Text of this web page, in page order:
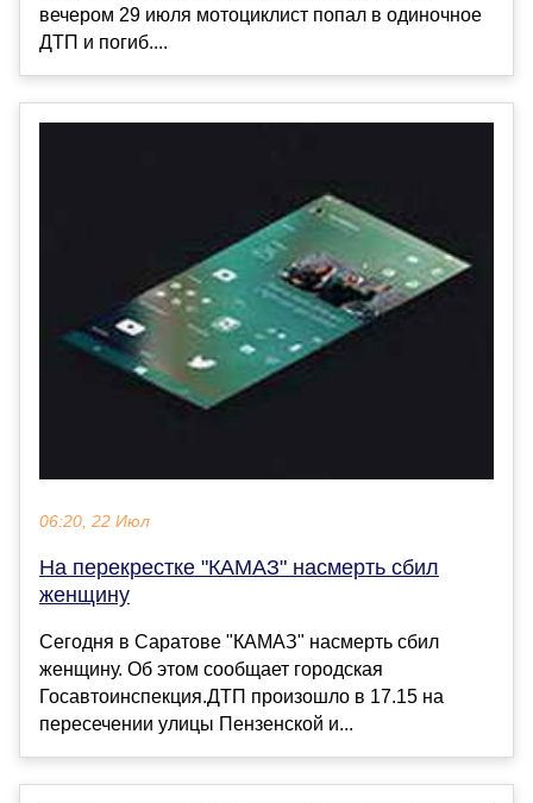
вечером 29 июля мотоциклист попал в одиночное
ДТП и погиб....
06:20, 22 Июл
На перекрестке "КАМАЗ" насмерть сбил
женщину
Сегодня в Саратове "КАМАЗ" насмерть сбил
женщину. Об этом сообщает городская
Госавтоинспекция.ДТП произошло в 17.15 на
пересечении улицы Пензенской и...